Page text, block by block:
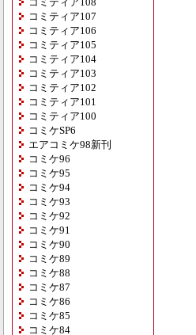
コミティア107
コミティア106
コミティア105
コミティア104
コミティア103
コミティア102
コミティア101
コミティア100
コミケSP6
エアコミケ98新刊
コミケ96
コミケ95
コミケ94
コミケ93
コミケ92
コミケ91
コミケ90
コミケ89
コミケ88
コミケ87
コミケ86
コミケ85
コミケ84